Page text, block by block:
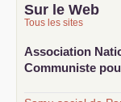
Sur le Web
Tous les sites
Association
Communiste